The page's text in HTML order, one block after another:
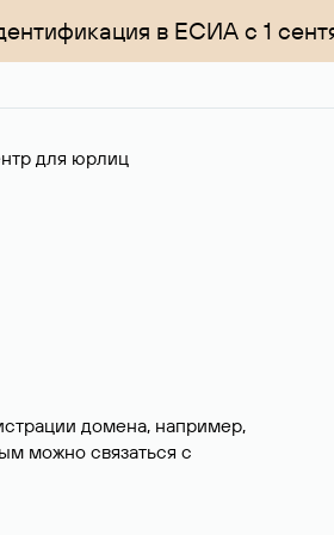
в ЕСИА с 1
для юрлиц
домена, например,
можно связаться с